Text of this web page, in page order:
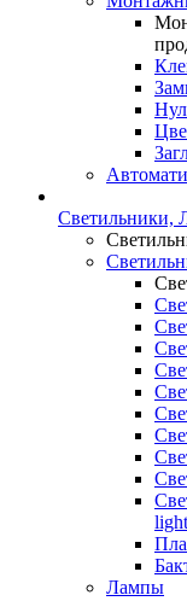
Светильники,
Лампы